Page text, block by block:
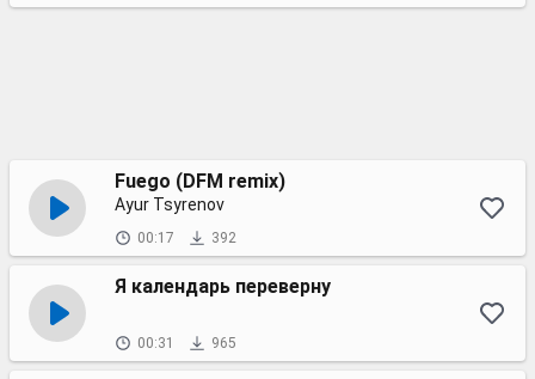
Fuego (DFM remix)
Ayur Tsyrenov
00:17 392
Я календарь переверну
00:31 965